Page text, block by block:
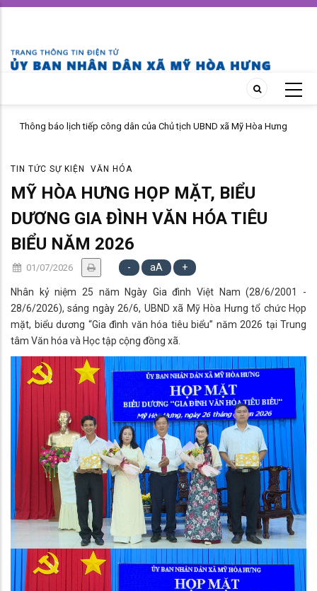
Skip
content
Thông báo lịch tiếp công dân của Chủ tịch UBND xã Mỹ Hòa Hưng
TIN TỨC SỰ KIỆN VĂN HÓA
MỸ HÒA HƯNG HỌP MẶT, BIỂU
DƯƠNG GIA ĐÌNH VĂN HÓA TIÊU
BIỂU NĂM 2026
01/07/2026 - aA +
Nhân kỷ niệm 25 năm Ngày Gia đình Việt Nam (28/6/2001 -
28/6/2026), sáng ngày 26/6, UBND xã Mỹ Hòa Hưng tổ chức Họp
mặt, biểu dương “Gia đình văn hóa tiêu biểu” năm 2026 tại Trung
tâm Văn hóa và Học tập cộng đồng xã.